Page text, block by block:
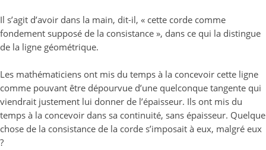
Il s’agit d’avoir dans la main, dit-il, « cette corde comme
fondement supposé de la consistance », dans ce qui la distingue
de la ligne géométrique.
Les mathématiciens ont mis du temps à la concevoir cette ligne
comme pouvant être dépourvue d’une quelconque tangente qui
viendrait justement lui donner de l’épaisseur. Ils ont mis du
temps à la concevoir dans sa continuité, sans épaisseur. Quelque
chose de la consistance de la corde s’imposait à eux, malgré eux
?